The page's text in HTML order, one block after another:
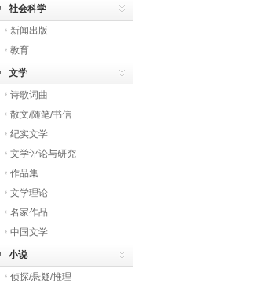
社会科学
新闻出版
教育
文学
诗歌词曲
散文/随笔/书信
纪实文学
文学评论与研究
作品集
文学理论
名家作品
中国文学
小说
侦探/悬疑/推理